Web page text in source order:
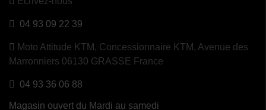
04 93 09 22 39
Moto Attitude KTM, Concessionnaire KTM, Avenue des
Marronniers 06130 GRASSE France
04 93 36 06 88
Magasin ouvert du Mardi au samedi